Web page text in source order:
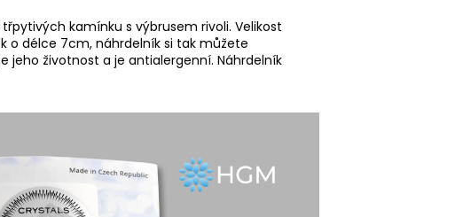
kamínku s výbrusem rivoli. Velikost
o délce 7cm, náhrdelník si tak můžete
jeho životnost a je antialergenní. Náhrdelník